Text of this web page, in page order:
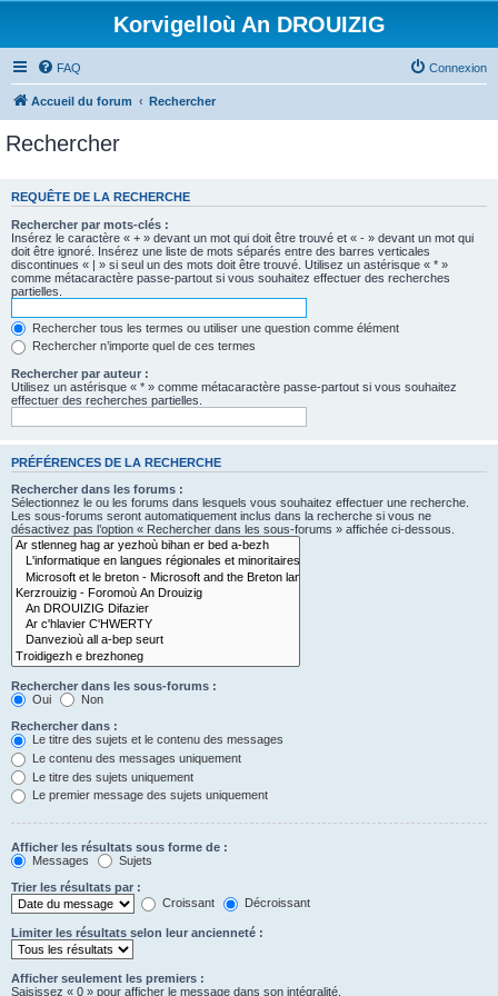
Korvigelloù An DROUIZIG
FAQ Connexion
Accueil du forum Rechercher
Rechercher
REQUÊTE DE LA RECHERCHE
Rechercher par mots-clés :
Insérez le caractère « + » devant un mot qui doit être trouvé et « - » devant un mot qui
doit être ignoré. Insérez une liste de mots séparés entre des barres verticales
discontinues « | » si seul un des mots doit être trouvé. Utilisez un astérisque « * »
comme métacaractère passe-partout si vous souhaitez effectuer des recherches
partielles.
Rechercher tous les termes ou utiliser une question comme élément
Rechercher n’importe quel de ces termes
Rechercher par auteur :
Utilisez un astérisque « * » comme métacaractère passe-partout si vous souhaitez
effectuer des recherches partielles.
PRÉFÉRENCES DE LA RECHERCHE
Rechercher dans les forums :
Sélectionnez le ou les forums dans lesquels vous souhaitez effectuer une recherche.
Les sous-forums seront automatiquement inclus dans la recherche si vous ne
désactivez pas l’option « Rechercher dans les sous-forums » affichée ci-dessous.
Rechercher dans les sous-forums :
Oui
Non
Rechercher dans :
Le titre des sujets et le contenu des messages
Le contenu des messages uniquement
Le titre des sujets uniquement
Le premier message des sujets uniquement
Afficher les résultats sous forme de :
Messages
Sujets
Trier les résultats par :
Croissant
Décroissant
Limiter les résultats selon leur ancienneté :
Afficher seulement les premiers :
Saisissez « 0 » pour afficher le message dans son intégralité.